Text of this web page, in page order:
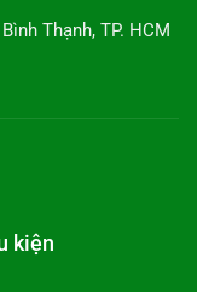
Thạnh, TP. HCM
kiện